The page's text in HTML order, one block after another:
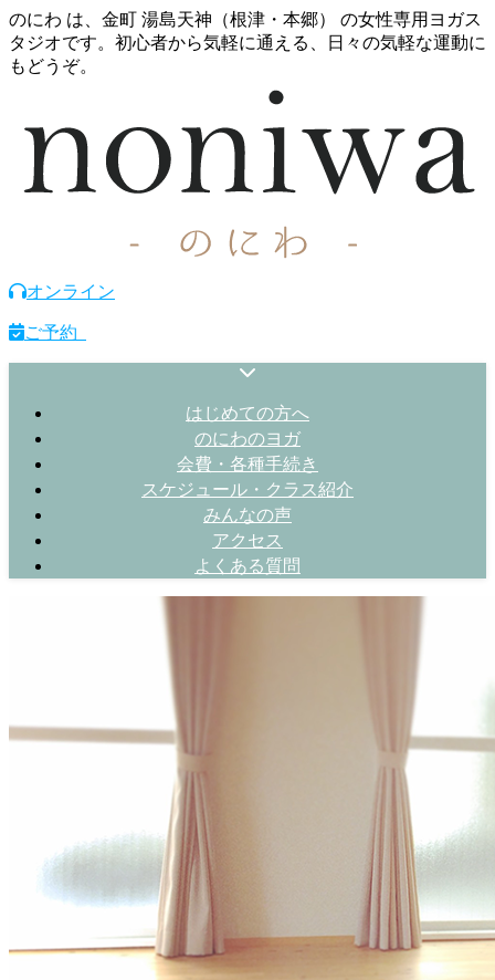
のにわ は、金町 湯島天神（根津・本郷） の女性専用ヨガス
タジオです。初心者から気軽に通える、日々の気軽な運動に
もどうぞ。
オンライン
ご予約
はじめての方へ
のにわのヨガ
会費・各種手続き
スケジュール・クラス紹介
みんなの声
アクセス
よくある質問